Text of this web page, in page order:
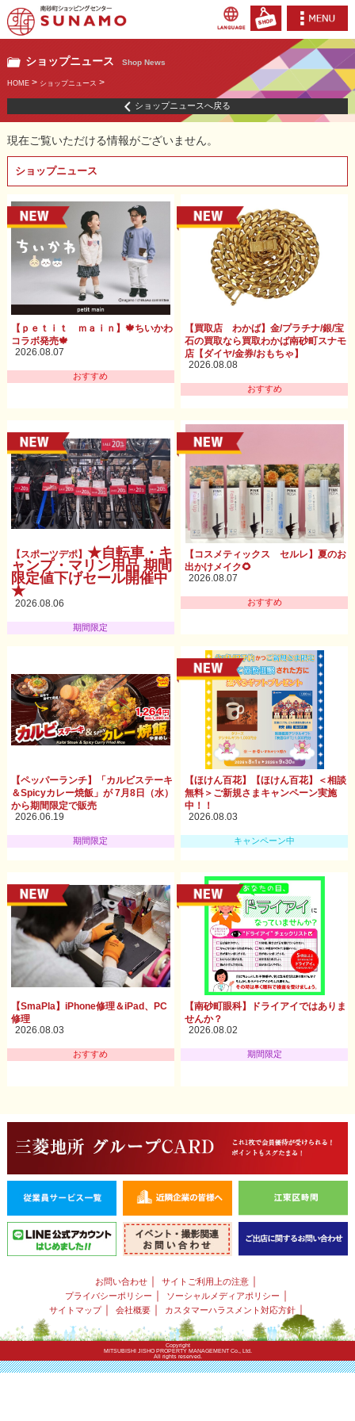
ショップニュース Shop News
HOME> ショップニュース >
ショップニュースへ戻る
現在ご覧いただける情報がございません。
ショップニュース
【ｐｅｔｉｔ ｍａｉｎ】🍁ちいかわ
コラボ発売🍁
2026.08.07
おすすめ
【買取店 わかば】金/プラチナ/銀/宝
石の買取なら買取わかば南砂町スナモ
店【ダイヤ/金券/おもちゃ】
2026.08.08
おすすめ
【スポーツデポ】 ★自転車・キ
ャンプ・マリン用品 期間
限定値下げセール開催中
★
2026.08.06
期間限定
【コスメティックス セルレ】夏のお
出かけメイク🌻
2026.08.07
おすすめ
【ペッパーランチ】「カルビステーキ
＆Spicyカレー焼飯」が 7月8日（水）
から期間限定で販売
2026.06.19
期間限定
【ほけん百花】【ほけん百花】＜相談
無料＞ご新規さまキャンペーン実施
中！！
2026.08.03
キャンペーン中
【SmaPla】iPhone修理＆iPad、PC
修理
2026.08.03
おすすめ
【南砂町眼科】ドライアイではありま
せんか？
2026.08.02
期間限定
お問い合わせ ｜ サイトご利用上の注意 ｜
プライバシーポリシー ｜ ソーシャルメディアポリシー ｜
サイトマップ｜ 会社概要｜ カスタマーハラスメント対応方針｜
Copyright
MITSUBISHI JISHO PROPERTY MANAGEMENT Co., Ltd.
All rights reserved.